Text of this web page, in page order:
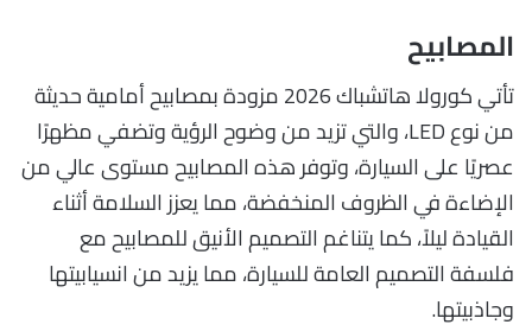
المصابيح
تأتي كورولا هاتشباك 2026 مزودة بمصابيح أمامية حديثة
من نوع LED، والتي تزيد من وضوح الرؤية وتضفي مظهرًا
عصريًا على السيارة، وتوفر هذه المصابيح مستوى عالي من
الإضاءة في الظروف المنخفضة، مما يعزز السلامة أثناء
القيادة ليلاً، كما يتناغم التصميم الأنيق للمصابيح مع
فلسفة التصميم العامة للسيارة، مما يزيد من انسيابيتها
وجاذبيتها.